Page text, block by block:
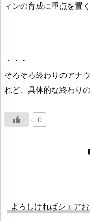
ィンの育成に重点を置
・・・
そろそろ終わりのアナ
れど、具体的な終わり
0
よろしければシェア